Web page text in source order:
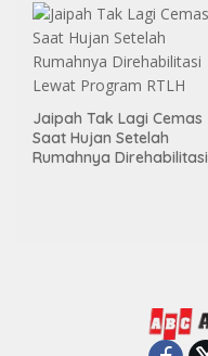
Jaipah Tak Lagi Cemas
Saat Hujan Setelah
Rumahnya Direhabilitasi